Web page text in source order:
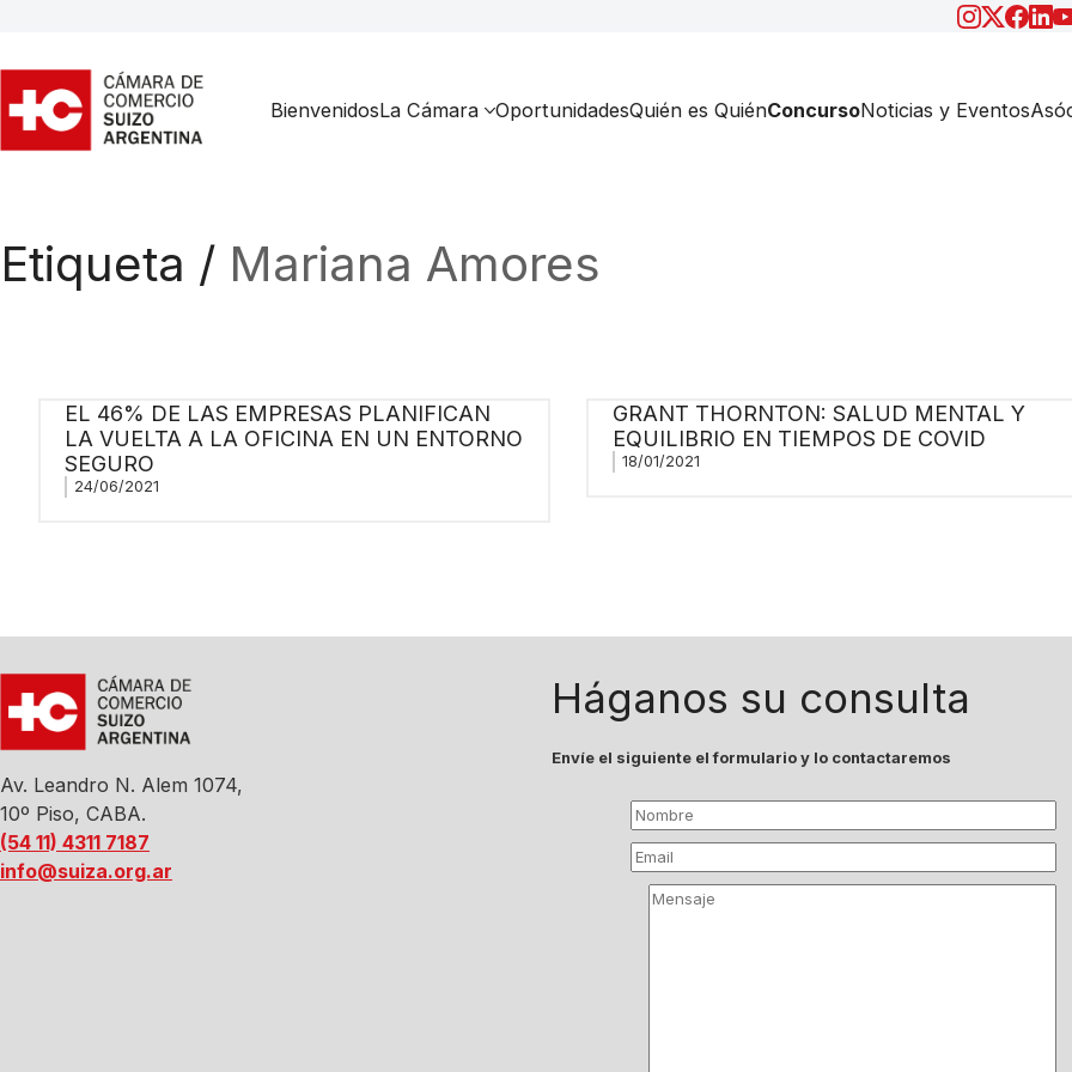
BienvenidosLa Cámara OportunidadesQuién es QuiénConcursoNoticias y Eventos
Etiqueta / Mariana Amores
EL 46% DE LAS EMPRESAS PLANIFICAN
LA VUELTA A LA OFICINA EN UN ENTORNO
SEGURO
24/06/2021
GRANT THORNTON: SALUD MENTAL Y
EQUILIBRIO EN TIEMPOS DE COVID
18/01/2021
Av. Leandro N. Alem 1074,
10º Piso, CABA.
(54 11) 4311 7187
info@suiza.org.ar
Háganos su consulta
Envíe el siguiente el formulario y lo contactaremos